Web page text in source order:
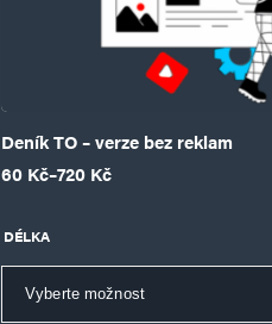
Deník TO – verze bez reklam
60 Kč–720 Kč
Rozpětí cen: 60 Kč až 720 Kč
DÉLKA